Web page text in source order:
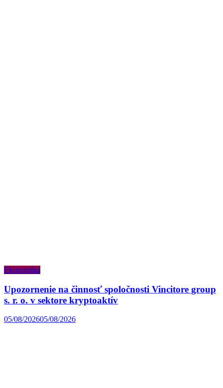
Ekonomika
Upozornenie na činnosť spoločnosti Vincitore group
s. r. o. v sektore kryptoaktív
05/08/202605/08/2026